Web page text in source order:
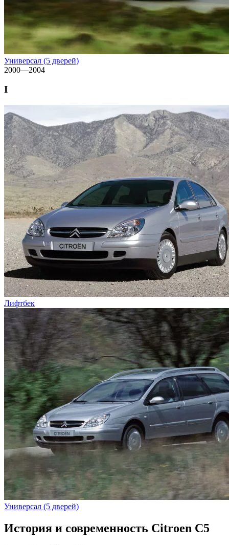
Универсал (5 дверей)
2000—2004
I
Лифтбек
Универсал (5 дверей)
История и современность Citroen C5